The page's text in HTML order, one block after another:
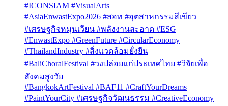
#ICONSIAM #VisualArts
#AsiaEnwastExpo2026 #สอท #อุตสาหกรรมสีเขียว
#เศรษฐกิจหมุนเวียน #พลังงานสะอาด #ESG
#EnwastExpo #GreenFuture #CircularEconomy
#ThailandIndustry #สิ่งแวดล้อมยั่งยืน
#BaliChoralFestival #วงปล่อยแก่ประเทศไทย #วิจัยเพื่อ
สังคมสูงวัย
#BangkokArtFestival #BAF11 #CraftYourDreams
#PaintYourCity #เศรษฐกิจวัฒนธรรม #CreativeEconomy